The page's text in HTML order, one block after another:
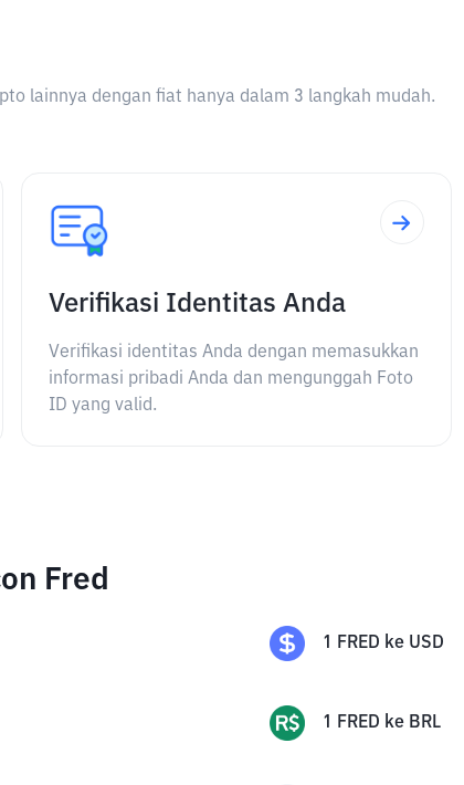
lainnya dengan fiat hanya dalam 3 langkah mudah.
Verifikasi Identitas Anda
Verifikasi identitas Anda dengan memasukkan
informasi pribadi Anda dan mengunggah Foto
ID yang valid.
Fred
1 FRED ke USD
1 FRED ke BRL